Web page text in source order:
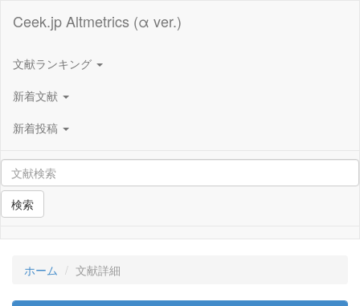
Ceek.jp Altmetrics (α ver.)
文献ランキング
新着文献
新着投稿
検索
ホーム 文献詳細